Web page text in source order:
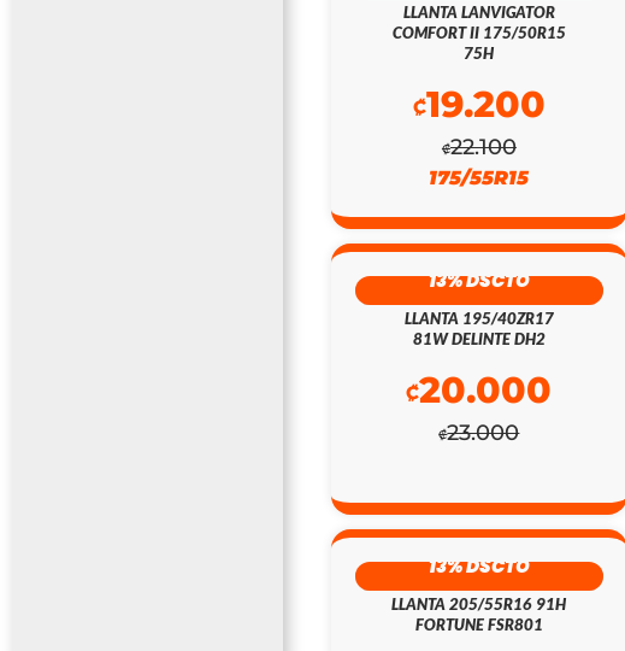
LLANTA LANVIGATOR
COMFORT II 175/50R15
75H
₡22.100
₡19.200
175/55R15
13% DSCTO
LLANTA 195/40ZR17
81W DELINTE DH2
₡23.000
₡20.000
13% DSCTO
LLANTA 205/55R16 91H
FORTUNE FSR801